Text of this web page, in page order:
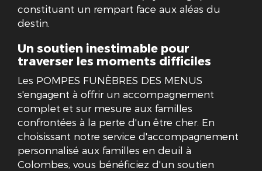
constituant un rempart face aux aléas du
destin.
Un soutien inestimable pour
traverser les moments difficiles
Les POMPES FUNÈBRES DES MENUS
s'engagent à offrir un accompagnement
complet et sur mesure aux familles
confrontées à la perte d'un être cher. En
choisissant notre service d'accompagnement
personnalisé aux familles en deuil à
Colombes, vous bénéficiez d'un soutien